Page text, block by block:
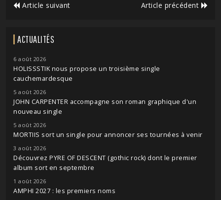
Article suivant Article précédent
ACTUALITÉS
6 août 2026
HOLISSSTIK nous propose un troisième single
cauchemardesque
5 août 2026
JOHN CARPENTER accompagne son roman graphique d'un
nouveau single
5 août 2026
MORTIIS sort un single pour annoncer ses tournées à venir
3 août 2026
Découvrez PYRE OF DESCENT (gothic rock) dont le premier
album sort en septembre
1 août 2026
AMPHI 2027 : les premiers noms